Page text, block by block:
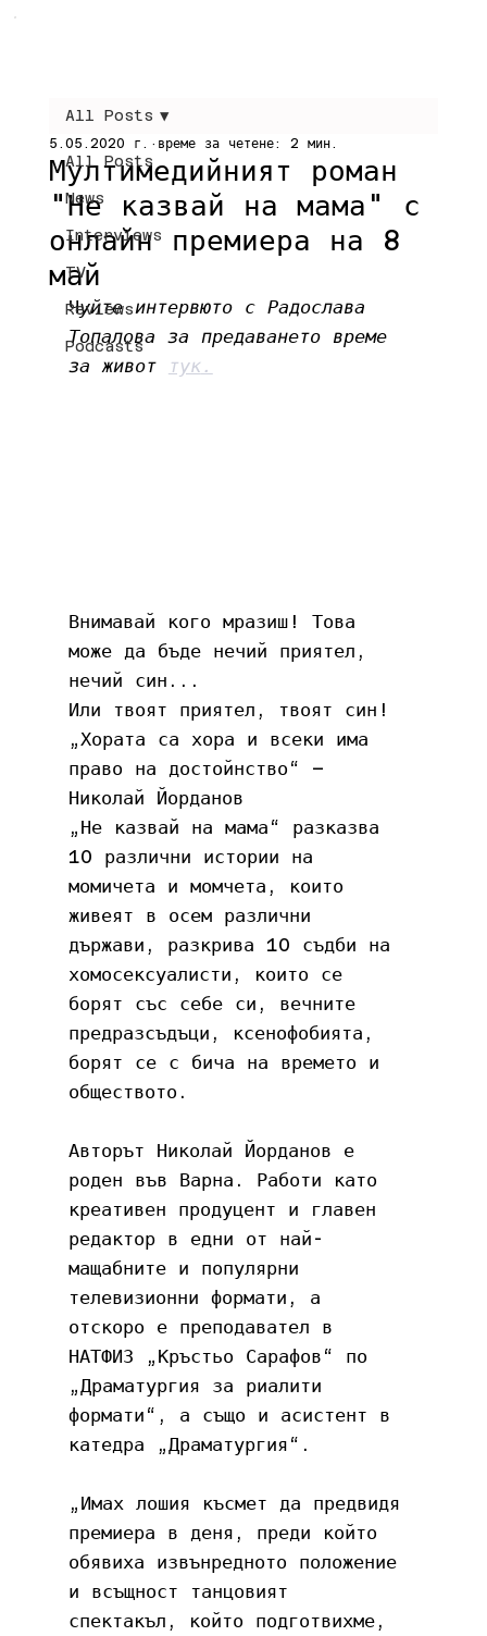
All Posts
News
Interviews
TV
Reviews
Podcasts
All Posts
Мултимедийният роман
"Не казвай на мама" с
онлайн премиера на 8
май
5.05.2020 г. време за четене: 2 мин.
Чуйте интервюто с Радослава
Топалова за предаването време
за живот
тук .
Внимавай кого мразиш! Това
може да бъде нечий приятел,
нечий син...
Или твоят приятел, твоят син!
„Хората са хора и всеки има
право на достойнство“ –
Николай Йорданов
„Не казвай на мама“ разказва
10 различни истории на
момичета и момчета, които
живеят в осем различни
държави, разкрива 10 съдби на
хомосексуалисти, които се
борят със себе си, вечните
предразсъдъци, ксенофобията,
борят се с бича на времето и
обществото.
Авторът Николай Йорданов е
роден във Варна. Работи като
креативен продуцент и главен
редактор в едни от най-
мащабните и популярни
телевизионни формати, а
отскоро е преподавател в
НАТФИЗ „Кръстьо Сарафов“ по
„Драматургия за риалити
формати“, а също и асистент в
катедра „Драматургия“.
„Имах лошия късмет да предвидя
премиера в деня, преди който
обявиха извънредното положение
и всъщност танцовият
спектакъл, който подготвихме,